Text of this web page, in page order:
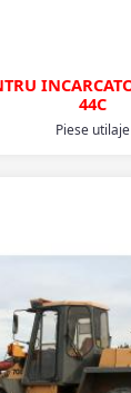
44C
Piese utilaje